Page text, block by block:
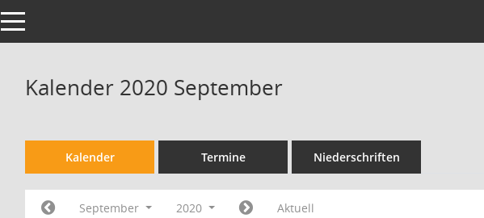
Toggle navigation
Kalender 2020 September
Kalender Termine Niederschriften
September 2020 Aktuell